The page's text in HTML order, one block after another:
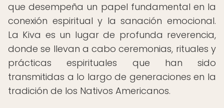
que desempeña un papel fundamental en la
conexión espiritual y la sanación emocional.
La Kiva es un lugar de profunda reverencia,
donde se llevan a cabo ceremonias, rituales y
prácticas espirituales que han sido
transmitidas a lo largo de generaciones en la
tradición de los Nativos Americanos.